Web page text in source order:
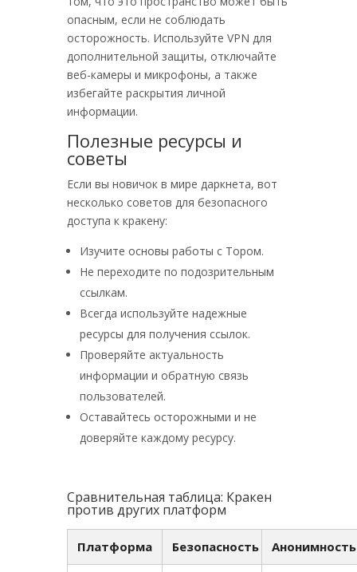
опасным, если не соблюдать
осторожность. Используйте VPN для
дополнительной защиты, отключайте
веб-камеры и микрофоны, а также
избегайте раскрытия личной
информации.
Полезные ресурсы и
советы
Если вы новичок в мире даркнета, вот
несколько советов для безопасного
доступа к кракену:
Изучите основы работы с Тором.
Не переходите по подозрительным
ссылкам.
Всегда используйте надежные
ресурсы для получения ссылок.
Проверяйте актуальность
информации и обратную связь
пользователей.
Оставайтесь осторожными и не
доверяйте каждому ресурсу.
Сравнительная таблица: Кракен
против других платформ
Платформа Безопасность Анонимность